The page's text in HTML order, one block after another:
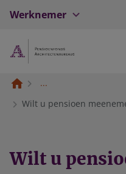
Werknemer
...
Wilt u pensioen
Wilt u